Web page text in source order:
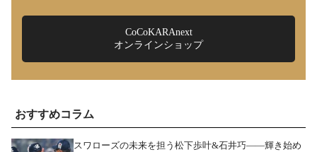
CoCoKARAnext
オンラインショップ
おすすめコラム
スワローズの未来を担う松下歩叶&石井巧――輝き始め